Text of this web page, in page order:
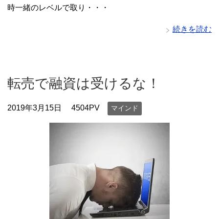
時一緒のレベルで取り・・・
続きを読む
転売で融資は受けるな！
2019年3月15日 4504PV マインド